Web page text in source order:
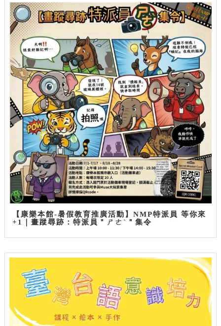
【康樂本館-暑假教育推廣活動】NMP特派員 等你來
+1｜畫蹤尋跡：特派員＂ㄕㄜˋ＂集令